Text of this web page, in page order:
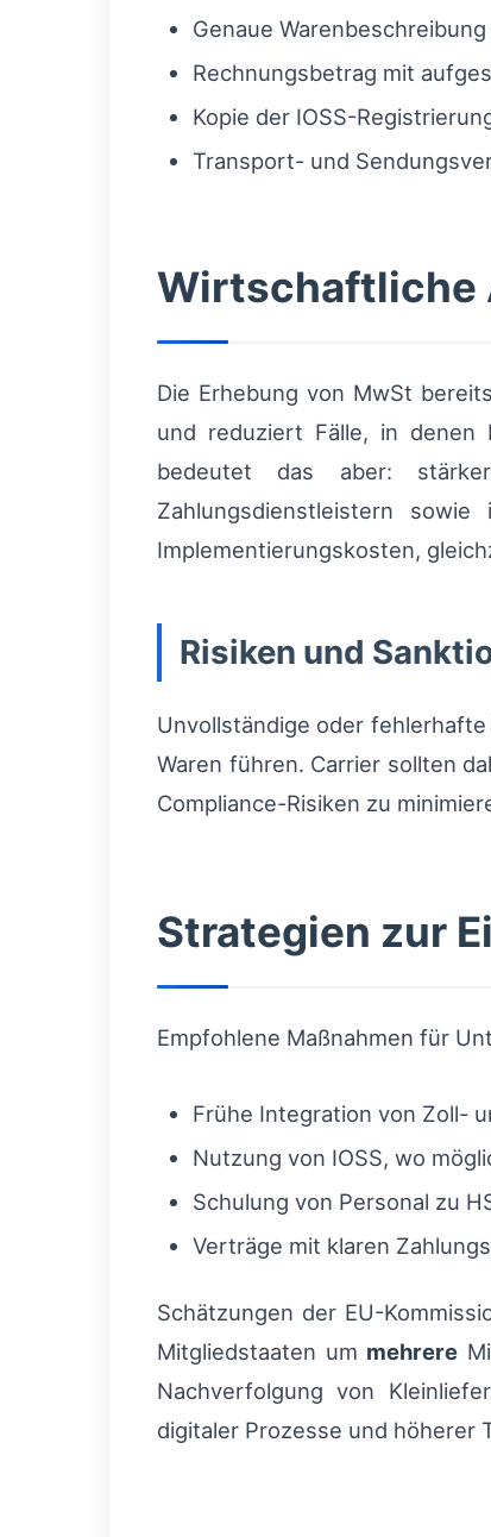
Genaue
Rechnungsbetrag mit
Kopie der IOSS-
Transport- und
Wirtschaftliche
Die Erhebung von MwSt
und reduziert Fälle, in denen
bedeutet das aber:
Zahlungsdienstleistern
Implementierungskosten,
Risiken und
Unvollständige oder
Waren führen. Carrier sollten
Compliance-Risiken zu
Strategien zur
Empfohlene Maßnahmen für
Frühe Integration von Zoll-
Nutzung von IOSS, wo
Schulung von Personal zu
Verträge mit klaren
Schätzungen der EU-
Mitgliedstaaten um mehrere
Nachverfolgung von
digitaler Prozesse und höherer